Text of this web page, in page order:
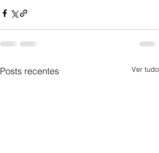
Posts recentes Ver tudo